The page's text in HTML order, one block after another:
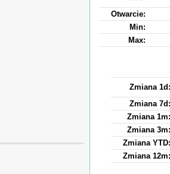
Otwarcie:
Min:
Max:
Zmiana 1d:
Zmiana 7d:
Zmiana 1m:
Zmiana 3m:
Zmiana YTD:
Zmiana 12m: